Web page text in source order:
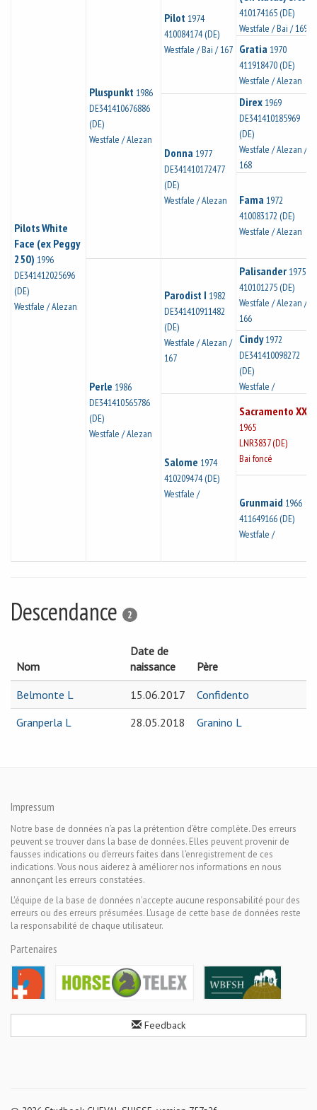
Pilots White
Face (ex Peggy
250) 1996
DE341412025696
(DE)
Westfale / Alezan
Pluspunkt 1986
DE341410676886
(DE)
Westfale / Alezan
Pilot 1974
410084174 (DE)
Westfale / Bai / 167
410174165 (DE)
Westfale / Bai / 169
Gratia 1970
411918470 (DE)
Westfale / Alezan
Donna 1977
DE341410172477
(DE)
Westfale / Alezan
Direx 1969
DE341410185969
(DE)
Westfale / Alezan /
168
Fama 1972
410083172 (DE)
Westfale / Alezan
Perle 1986
DE341410565786
(DE)
Westfale / Alezan
Parodist I 1982
DE341410911482
(DE)
Westfale / Alezan /
167
Palisander 1975
410101275 (DE)
Westfale / Alezan /
166
Cindy 1972
DE341410098272
(DE)
Westfale /
Salome 1974
410209474 (DE)
Westfale /
Sacramento XX
1965
LNR3837 (DE)
Bai foncé
Grunmaid 1966
411649166 (DE)
Westfale /
Descendance 2
Nom
Date de
naissance
Père
Belmonte L
15.06.2017
Confidento
Granperla L
28.05.2018 Granino L
Impressum
Notre base de données n’a pas la prétention d’être complète. Des erreurs
peuvent se trouver dans la base de données. Elles peuvent provenir de
fausses indications ou d’erreurs faites dans l’enregistrement de ces
indications. Vous nous aiderez à améliorer nos informations en nous
annonçant les erreurs constatées.
L'équipe de la base de données n'accepte aucune responsabilité pour des
erreurs ou des erreurs présumées. L'usage de cette base de données reste
la responsabilité de chaque utilisateur.
Partenaires
Feedback